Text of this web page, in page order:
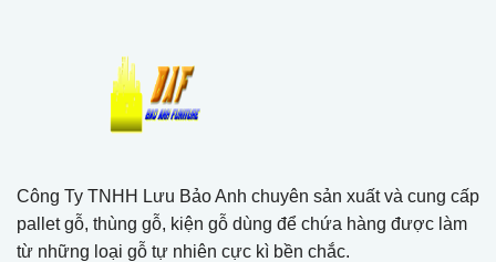
Công Ty TNHH Lưu Bảo Anh chuyên sản xuất và cung cấp
pallet gỗ, thùng gỗ, kiện gỗ dùng để chứa hàng được làm
từ những loại gỗ tự nhiên cực kì bền chắc.